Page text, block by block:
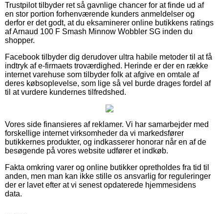
Trustpilot tilbyder ret så gavnlige chancer for at finde ud af
en stor portion forhenværende kunders anmeldelser og
derfor er det godt, at du eksaminerer online butikkens ratings
af Arnaud 100 F Smash Minnow Wobbler SG inden du
shopper.
Facebook tilbyder dig derudover ultra habile metoder til at få
indtryk af e-firmaets troværdighed. Herinde er der en række
internet varehuse som tilbyder folk at afgive en omtale af
deres købsoplevelse, som lige så vel burde drages fordel af
til at vurdere kundernes tilfredshed.
Vores side finansieres af reklamer. Vi har samarbejder med
forskellige internet virksomheder da vi markedsfører
butikkernes produkter, og indkasserer honorar når en af de
besøgende på vores website udfører et indkøb.
Fakta omkring varer og online butikker opretholdes fra tid til
anden, men man kan ikke stille os ansvarlig for reguleringer
der er lavet efter at vi senest opdaterede hjemmesidens
data.